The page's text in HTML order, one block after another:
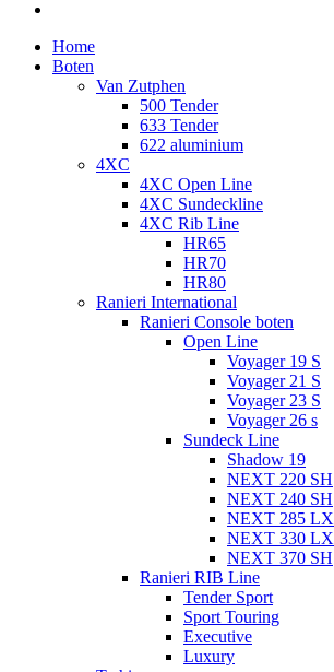
Home
Boten
Van Zutphen
500 Tender
633 Tender
622 aluminium
4XC
4XC Open Line
4XC Sundeckline
4XC Rib Line
HR65
HR70
HR80
Ranieri International
Ranieri Console boten
Open Line
Voyager 19 S
Voyager 21 S
Voyager 23 S
Voyager 26 s
Sundeck Line
Shadow 19
NEXT 220 SH
NEXT 240 SH
NEXT 285 LX
NEXT 330 LX
NEXT 370 SH
Ranieri RIB Line
Tender Sport
Sport Touring
Executive
Luxury